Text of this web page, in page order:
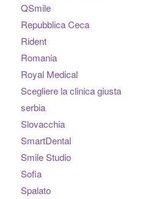
QSmile
Repubblica Ceca
Rident
Romania
Royal Medical
Scegliere la clinica giusta
serbia
Slovacchia
SmartDental
Smile Studio
Sofia
Spalato